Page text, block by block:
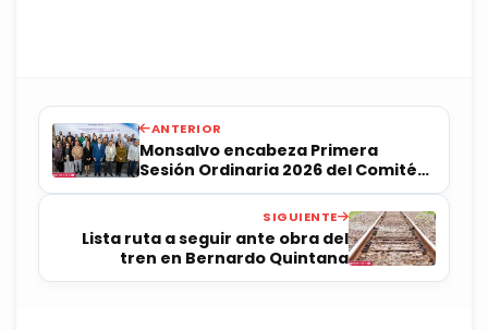
ANTERIOR
Monsalvo encabeza Primera
Sesión Ordinaria 2026 del Comité
de Ética
SIGUIENTE
Lista ruta a seguir ante obra del
tren en Bernardo Quintana